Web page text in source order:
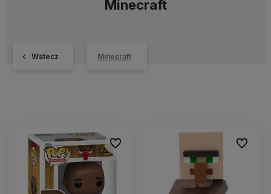
Minecraft
Wstecz Minecraft
Do ulubionych Do